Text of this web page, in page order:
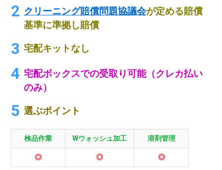
クリーニング賠償問題協議会が定める賠償
基準に準拠し賠償
宅配キットなし
宅配ボックスでの受取り可能（クレカ払い
のみ）
選ぶポイント
検品作業 Wウォッシュ加工 溶剤管理
◎ ◎ ◎